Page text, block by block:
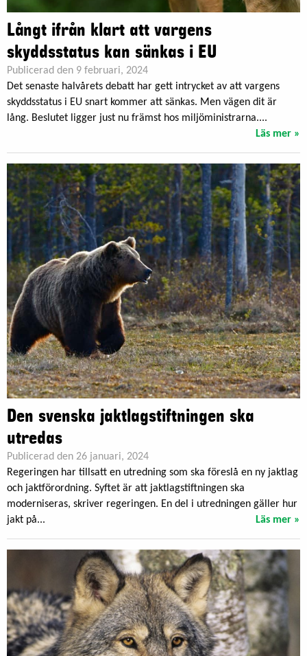
Långt ifrån klart att vargens
skyddsstatus kan sänkas i EU
Publicerad den 9 februari, 2024
Det senaste halvårets debatt har gett intrycket av att vargens
skyddsstatus i EU snart kommer att sänkas. Men vägen dit är
lång. Beslutet ligger just nu främst hos miljöministrarna....
Läs mer »
Den svenska jaktlagstiftningen ska
utredas
Publicerad den 26 januari, 2024
Regeringen har tillsatt en utredning som ska föreslå en ny jaktlag
och jaktförordning. Syftet är att jaktlagstiftningen ska
moderniseras, skriver regeringen. En del i utredningen gäller hur
jakt på...
Läs mer »